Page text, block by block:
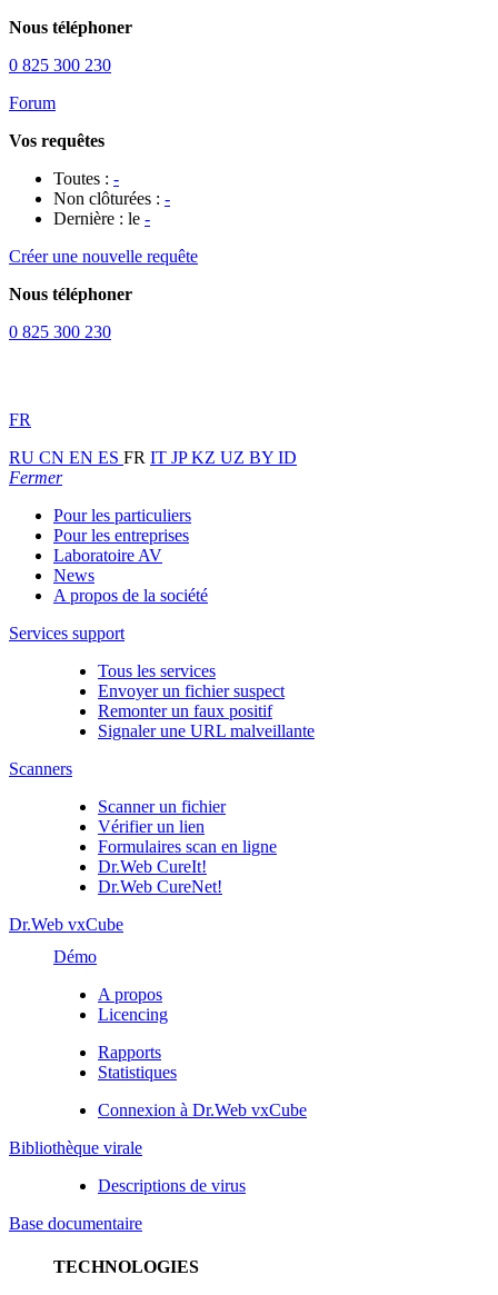
Nous téléphoner
0 825 300 230
Forum
Vos requêtes
Toutes : -
Non clôturées : -
Dernière : le -
Créer une nouvelle requête
Nous téléphoner
0 825 300 230
FR
RU CN EN ES FR IT JPKZ UZ BY ID
Fermer
Pour les particuliers
Pour les entreprises
Laboratoire AV
News
A propos de la société
Services support
Tous les services
Envoyer un fichier suspect
Remonter un faux positif
Signaler une URL malveillante
Scanners
Scanner un fichier
Vérifier un lien
Formulaires scan en ligne
Dr.Web CureIt!
Dr.Web CureNet!
Dr.Web vxCube
Démo
A propos
Licencing
Rapports
Statistiques
Connexion à Dr.Web vxCube
Bibliothèque virale
Descriptions de virus
Base documentaire
TECHNOLOGIES